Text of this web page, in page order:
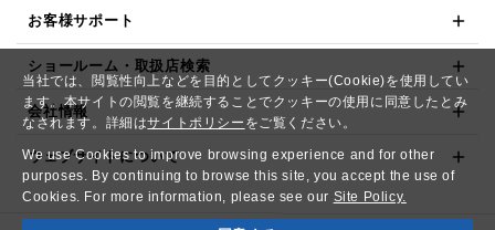
当社では、閲覧性向上などを目的としてクッキー(Cookie)を使用してい
ます。本サイトの閲覧を継続することでクッキーの使用に同意したとみ
なされます。詳細はサイトポリシー をご覧ください。
We use Cookies to improve browsing experience and for other
purposes. By continuing to browse this site, you accept the use of
Cookies. For more information, please see our Site Policy.
お客様サポート
ショールーム・取扱店検索
会社情報
ウェブサイトについて